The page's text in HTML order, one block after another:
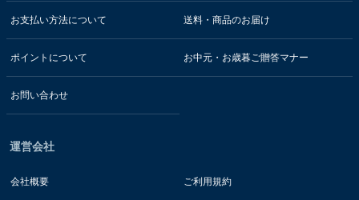
お支払い方法について 送料・商品のお届け
ポイントについて お中元・お歳暮ご贈答マナー
お問い合わせ
運営会社
会社概要 ご利用規約